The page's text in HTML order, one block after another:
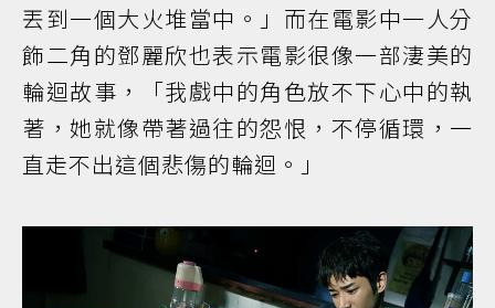
丟到一個大火堆當中。」而在電影中一人分
飾二角的鄧麗欣也表示電影很像一部淒美的
輪迴故事，「我戲中的角色放不下心中的執
著，她就像帶著過往的怨恨，不停循環，一
直走不出這個悲傷的輪迴。」